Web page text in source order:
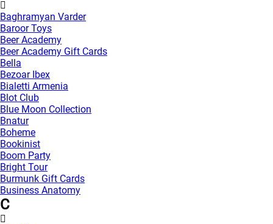
Baghramyan Varder
Baroor Toys
Beer Academy
Beer Academy Gift Cards
Bella
Bezoar Ibex
Bialetti Armenia
Blot Club
Blue Moon Collection
Bnatur
Boheme
Bookinist
Boom Party
Bright Tour
Burmunk Gift Cards
Business Anatomy
C